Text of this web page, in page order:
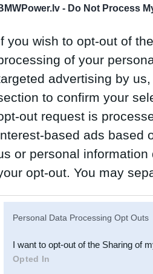
- Do Not Process
you wish to opt-out of
of your
advertising by
to confirm your
out request is
based ads based
or personal
opt-out. You may
Downstream Participants
third parties.
Personal Data Processing Opt Outs
I want to opt-out of the Sharing of
Opted In